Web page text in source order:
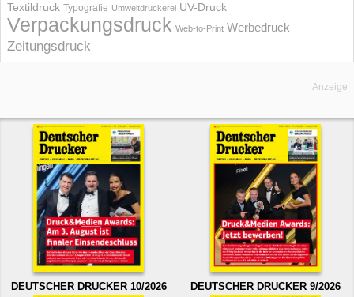
Textildruck Typografie Umweltdruckerei UV-Druck
Verpackungsdruck Web-to-Print Werbedruck
Zeitungsdruck
Anzeige
DEUTSCHER DRUCKER 10/2026 DEUTSCHER DRUCKER 9/2026